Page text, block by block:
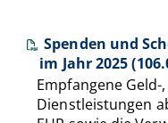
Spenden und
im Jahr 2025
Empfangene
Dienstleistungen